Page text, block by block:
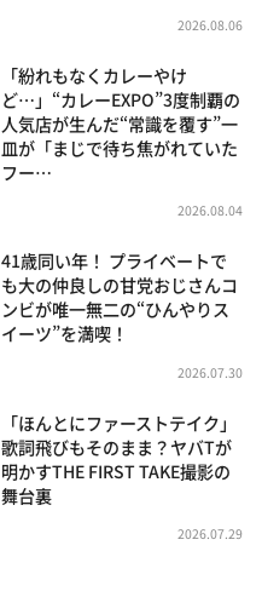
2026.08.06
「紛れもなくカレーやけ
ど…」“カレーEXPO”3度制覇の
人気店が生んだ“常識を覆す”一
皿が「まじで待ち焦がれていた
フー…
2026.08.04
41歳同い年！ プライベートで
も大の仲良しの甘党おじさんコ
ンビが唯一無二の“ひんやりス
イーツ”を満喫！
2026.07.30
「ほんとにファーストテイク」
歌詞飛びもそのまま？ヤバTが
明かすTHE FIRST TAKE撮影の
舞台裏
2026.07.29